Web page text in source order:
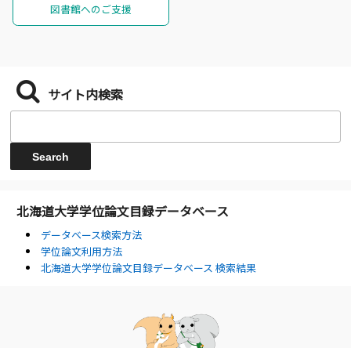
図書館へのご支援
サイト内検索
北海道大学学位論文目録データベース
データベース検索方法
学位論文利用方法
北海道大学学位論文目録データベース 検索結果